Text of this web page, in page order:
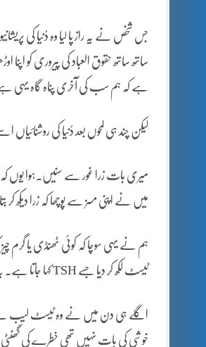
جس شخص نے یہ راز پا لیا وہ دُنیا کی
ساتھ ساتھ حقوق العباد کی پیروری کو
ہے کہ ہم سب کی آخری پناہ گاہ یہی
لیکن چند ہی لمحوں بعد دُنیا کی
میری بات زرا غور سے سنیں۔ہوا یوں کہ
میں نے اپنی مسز سے پوچھا کہ زرا دیکھ
ہم نے یہی سوچا کہ کوئی ٹھنڈی یا گرم
ٹیسٹ لکھ کر دیا جسے TSH کہا جاتا ہے۔ یہ وہ ٹیسٹ ہے کہ جس سے گلہڑ کی بیماری کا شبہ ہو جانے کی صورت میں تجویز کیاجاتا ہے۔
اگلے ہی دن میں نے وہ ٹیسٹ لیب سے
خوشی کی بات نہیں تھی خطرے کی گھنٹی